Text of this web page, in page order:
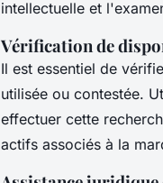
intellectuelle et
Vérification de
Il est essentiel de
utilisée ou contestée.
effectuer cette
actifs associés à la